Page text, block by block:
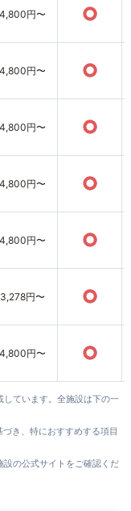
4,800円〜 ○
4,800円〜 ○
4,800円〜 ○
4,800円〜 ○
4,800円〜 ○
3,278円〜 ○
4,800円〜 ○
ています。全施設は下の一
き、特におすすめする項目
の公式サイトをご確認くだ